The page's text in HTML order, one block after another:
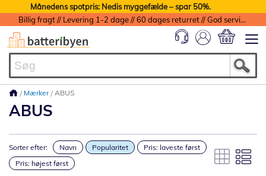
Månedens spotpris: Nedis myggefælde – spar 50%.
Billig fragt // Levering 1-2 dage // 60 dages returret // God service med garanti
Mærker ABUS
ABUS
Sorter efter: Navn Popularitet
Pris: laveste først
Pris: højest først